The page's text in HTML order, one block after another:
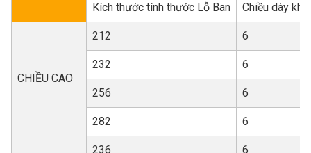
Kích thước tính thước Lỗ Ban Chiều dày
CHIỀU CAO
212 6
232 6
256 6
282 6
236 6